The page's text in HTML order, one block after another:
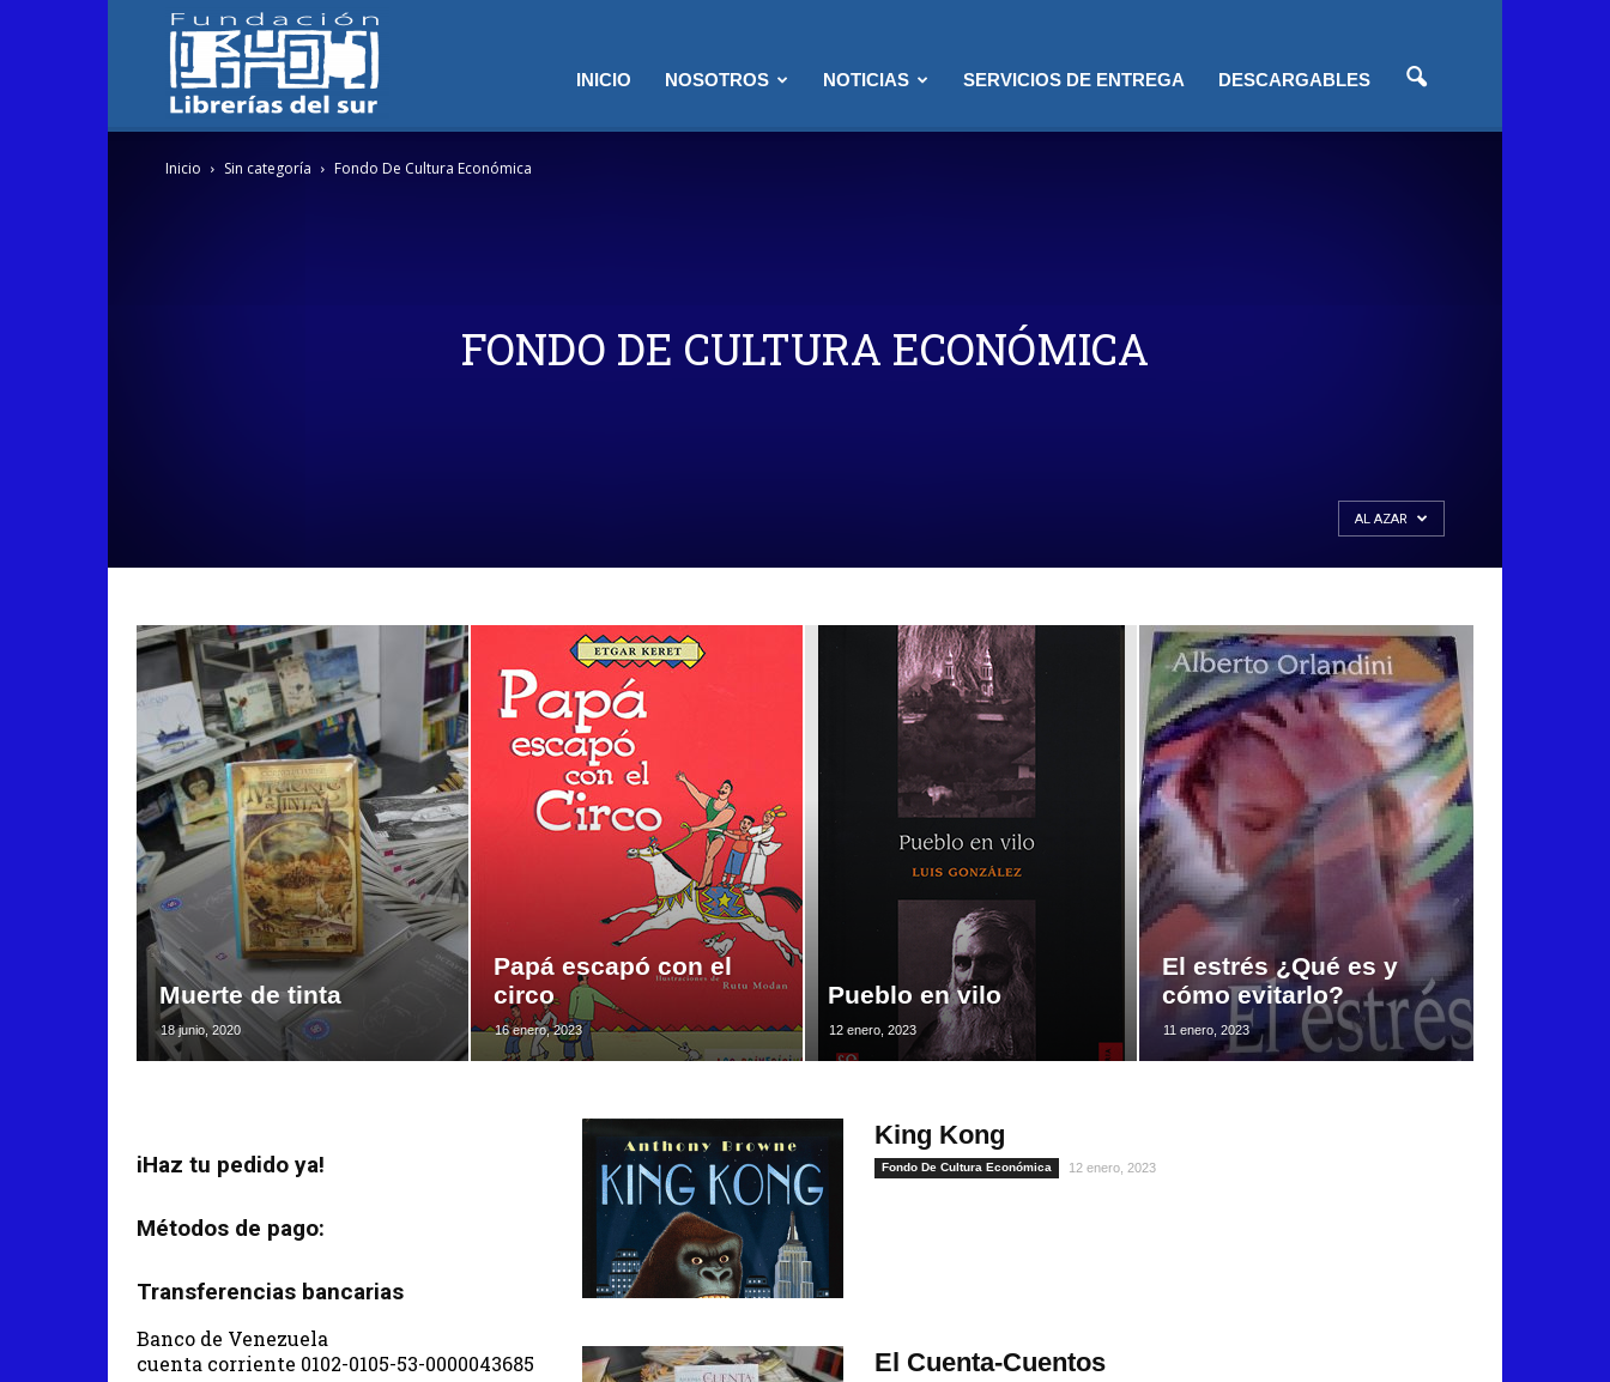
INICIO NOSOTROS NOTICIAS SERVICIOS DE ENTREGA DESCARGABLES
Inicio Sin categoría Fondo De Cultura Económica
FONDO DE CULTURA ECONÓMICA
AL AZAR
Muerte de tinta
18 junio, 2020
Papá escapó con el
circo
16 enero, 2023
Pueblo en vilo
12 enero, 2023
El estrés ¿Qué es y
cómo evitarlo?
11 enero, 2023
King Kong
Fondo De Cultura Económica 12 enero, 2023
El Cuenta-Cuentos
iHaz tu pedido ya!
Métodos de pago:
Transferencias bancarias
Banco de Venezuela
cuenta corriente 0102-0105-53-0000043685